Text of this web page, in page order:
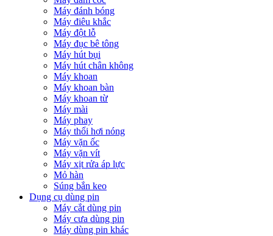
Máy đánh bóng
Máy điêu khắc
Máy đột lỗ
Máy đục bê tông
Máy hút bụi
Máy hút chân không
Máy khoan
Máy khoan bàn
Máy khoan từ
Máy mài
Máy phay
Máy thổi hơi nóng
Máy vặn ốc
Máy vặn vít
Máy xịt rửa áp lực
Mỏ hàn
Súng bắn keo
Dụng cụ dùng pin
Máy cắt dùng pin
Máy cưa dùng pin
Máy dùng pin khác